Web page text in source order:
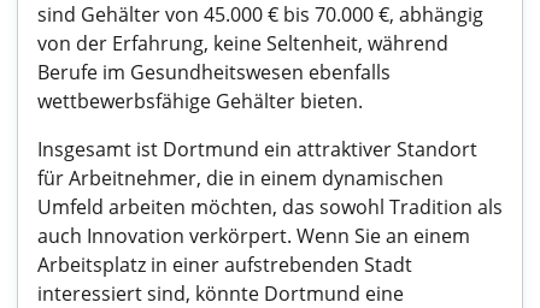
sind Gehälter von 45.000 € bis 70.000 €, abhängig
von der Erfahrung, keine Seltenheit, während
Berufe im Gesundheitswesen ebenfalls
wettbewerbsfähige Gehälter bieten.
Insgesamt ist Dortmund ein attraktiver Standort
für Arbeitnehmer, die in einem dynamischen
Umfeld arbeiten möchten, das sowohl Tradition als
auch Innovation verkörpert. Wenn Sie an einem
Arbeitsplatz in einer aufstrebenden Stadt
interessiert sind, könnte Dortmund eine